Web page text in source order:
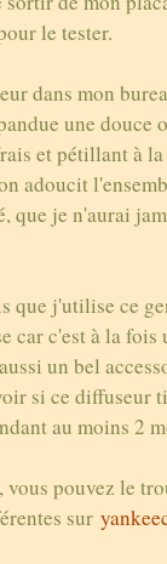
le tester.
dans mon
une douce
et pétillant à
adoucit
que je n'aurai
que j'utilise ce
car c'est à la fois
un bel
si ce diffuseur
au moins 2
pouvez le
sur